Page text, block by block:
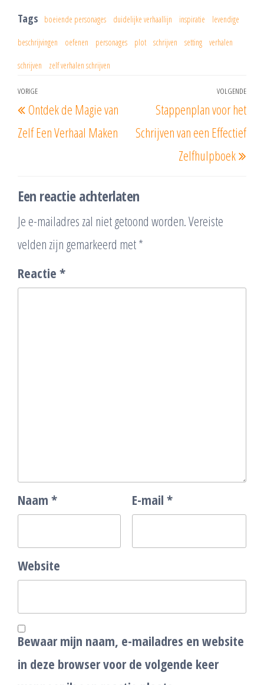
Tags boeiende personages duidelijke verhaallijn inspiratie levendige
beschrijvingen oefenen personages plot schrijven setting verhalen
schrijven zelf verhalen schrijven
Berichtnavigatie
Vorig
bericht
VORIGE
Ontdek de Magie van
Zelf Een Verhaal Maken
VOLGENDE
Stappenplan voor het
Schrijven van een Effectief
Zelfhulpboek
Een reactie achterlaten
Je e-mailadres zal niet getoond worden.Vereiste
velden zijn gemarkeerd met*
Reactie *
Naam * E-mail *
Website
Bewaar mijn naam, e-mailadres en website
in deze browser voor de volgende keer